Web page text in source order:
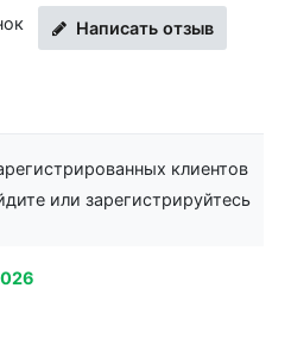
Написать отзыв
клиентов
или зарегистрируйтесь